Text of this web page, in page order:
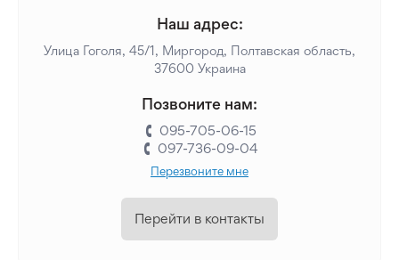
Наш адрес:
Улица Гоголя, 45/1, Миргород, Полтавская область,
37600 Украина
Позвоните нам:
095-705-06-15
097-736-09-04
Перезвоните мне
Перейти в контакты